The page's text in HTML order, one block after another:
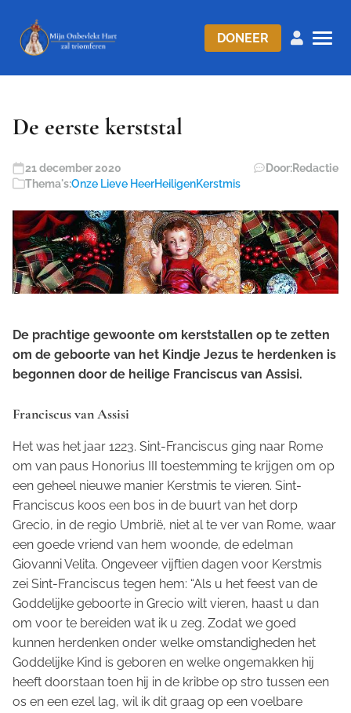
DONEER
De eerste kerststal
21 december 2020 Door:Redactie
Thema's:Onze Lieve HeerHeiligenKerstmis
De prachtige gewoonte om kerststallen op te zetten
om de geboorte van het Kindje Jezus te herdenken is
begonnen door de heilige Franciscus van Assisi.
Franciscus van Assisi
Het was het jaar 1223. Sint-Franciscus ging naar Rome
om van paus Honorius III toestemming te krijgen om op
een geheel nieuwe manier Kerstmis te vieren. Sint-
Franciscus koos een bos in de buurt van het dorp
Grecio, in de regio Umbrië, niet al te ver van Rome, waar
een goede vriend van hem woonde, de edelman
Giovanni Velita. Ongeveer vijftien dagen voor Kerstmis
zei Sint-Franciscus tegen hem: “Als u het feest van de
Goddelijke geboorte in Grecio wilt vieren, haast u dan
om voor te bereiden wat ik u zeg. Zodat we goed
kunnen herdenken onder welke omstandigheden het
Goddelijke Kind is geboren en welke ongemakken hij
heeft doorstaan toen hij in de kribbe op stro tussen een
os en een ezel lag, wil ik dit graag op een voelbare